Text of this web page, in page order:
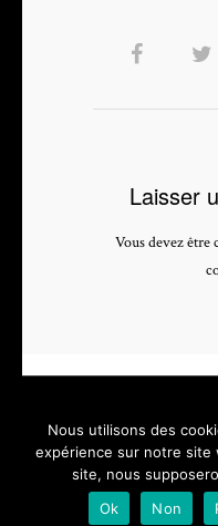
Laisser
Vous devez être
PHOTOGRAPHE &
Nous utilisons des
expérience sur notre site
site, nous
Ok
Non